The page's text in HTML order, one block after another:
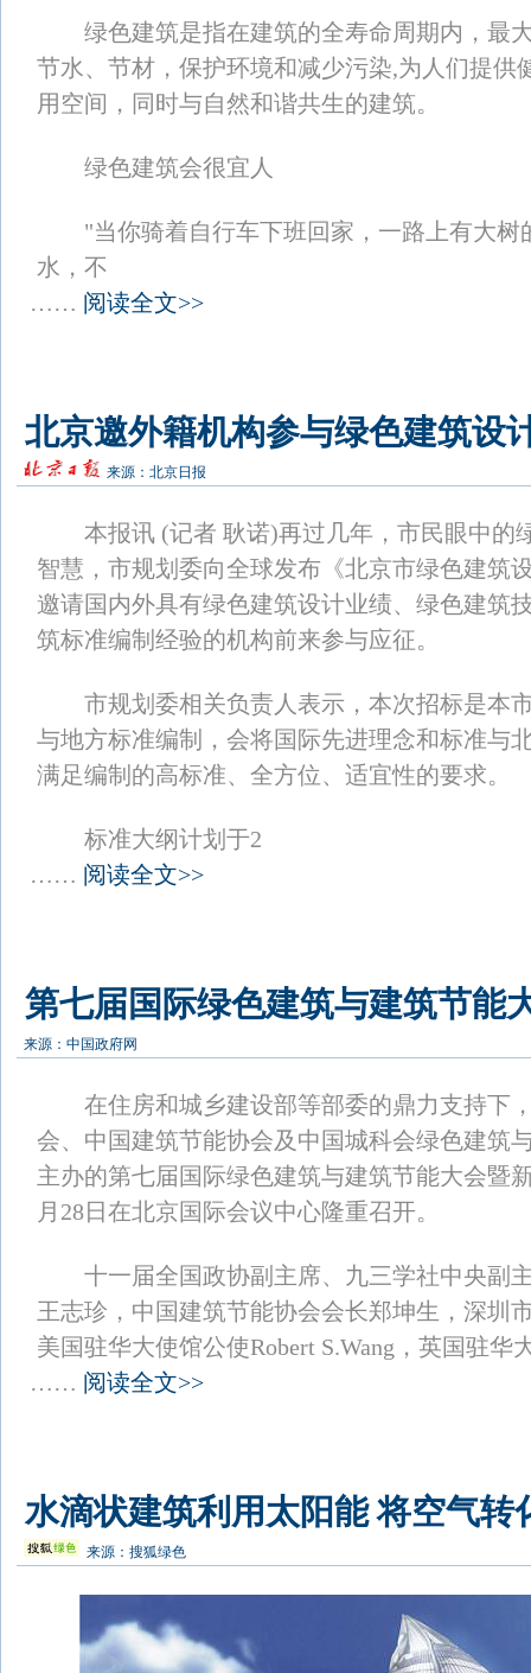
绿色建筑是指在建筑的全寿命周期内，最
节水、节材，保护环境和减少污染,为人们提供
用空间，同时与自然和谐共生的建筑。
绿色建筑会很宜人
"当你骑着自行车下班回家，一路上有大树
水，不
…… 阅读全文>>
北京邀外籍机构参与绿色建筑设
来源： 北京日报
本报讯 (记者 耿诺)再过几年，市民眼中的
智慧，市规划委向全球发布《北京市绿色建筑
邀请国内外具有绿色建筑设计业绩、绿色建筑
筑标准编制经验的机构前来参与应征。
市规划委相关负责人表示，本次招标是本
与地方标准编制，会将国际先进理念和标准与
满足编制的高标准、全方位、适宜性的要求。
标准大纲计划于2
…… 阅读全文>>
第七届国际绿色建筑与建筑节能
来源： 中国政府网
在住房和城乡建设部等部委的鼎力支持下
会、中国建筑节能协会及中国城科会绿色建筑
主办的第七届国际绿色建筑与建筑节能大会暨
月28日在北京国际会议中心隆重召开。
十一届全国政协副主席、九三学社中央副
王志珍，中国建筑节能协会会长郑坤生，深圳
美国驻华大使馆公使Robert S.Wang，英国驻华
…… 阅读全文>>
水滴状建筑利用太阳能 将空气转
来源： 搜狐绿色